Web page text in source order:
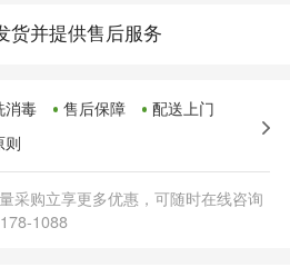
货并提供售后服务
消毒 售后保障
配送上门
则
采购立享更多优惠，可随时在线咨询
1088